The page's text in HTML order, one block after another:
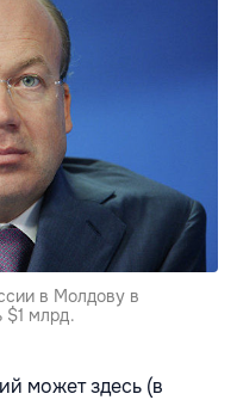
в Молдову в
$1 млрд.
может здесь (в